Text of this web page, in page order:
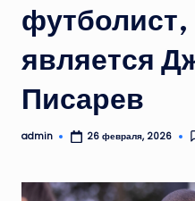
футболист,
является
Писарев
Запись
admin 26 февраля, 2026